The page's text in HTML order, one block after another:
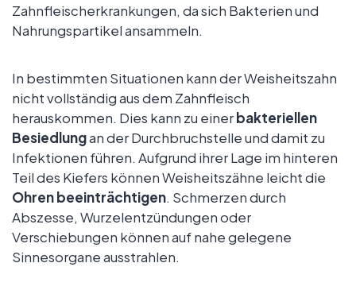
Zahnfleischerkrankungen, da sich Bakterien und
Nahrungspartikel ansammeln.
In bestimmten Situationen kann der Weisheitszahn
nicht vollständig aus dem Zahnfleisch
herauskommen. Dies kann zu einerbakteriellen
Besiedlungan der Durchbruchstelle und damit zu
Infektionen führen. Aufgrund ihrer Lage im hinteren
Teil des Kiefers können Weisheitszähne leicht die
Ohren beeinträchtigen. Schmerzen durch
Abszesse, Wurzelentzündungen oder
Verschiebungen können auf nahe gelegene
Sinnesorgane ausstrahlen.